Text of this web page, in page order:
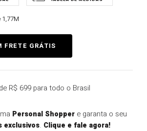
1,77M
R$ 699 para todo o Brasil
Personal Shoppere garanta o seu
exclusivos. Clique e fale agora!